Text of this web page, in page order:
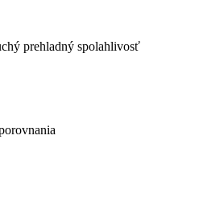
prehladný spolahlivosť